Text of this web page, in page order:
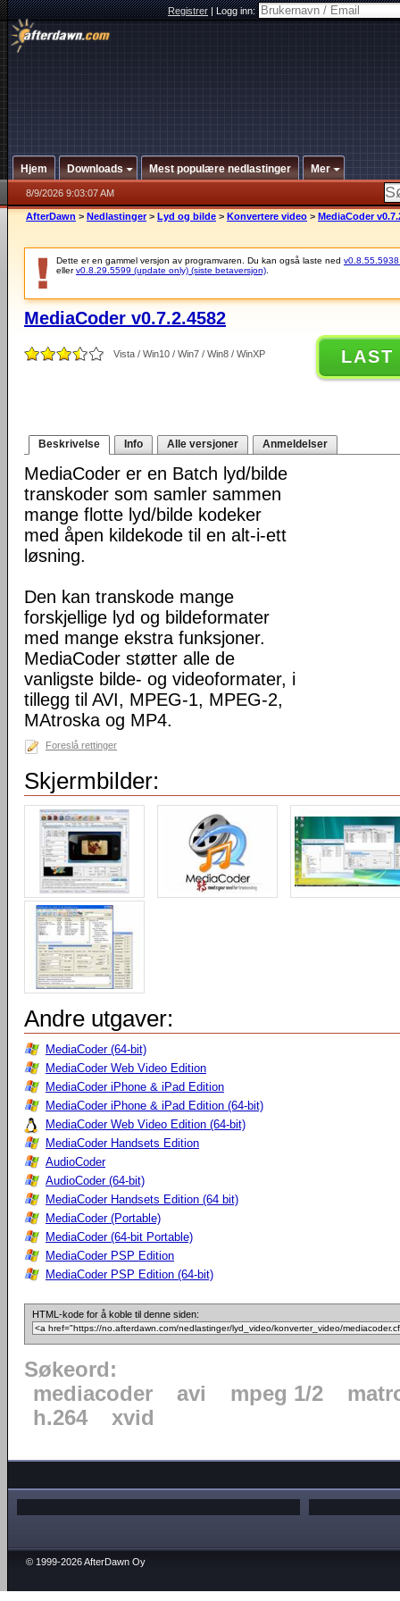
Registrer|Logg inn:
Hjem Downloads Mest populære nedlastinger Mer
8/9/2026 9:03:07 AM
AfterDawn > Nedlastinger > Lyd og bilde > Konvertere video > MediaCoder
Dette er en gammel versjon av programvaren. Du kan også laste ned v0.8.55.5938
ellerv0.8.29.5599 (update only) (siste betaversjon)
MediaCoder v0.7.2.4582
Vista / Win10 / Win7 / Win8 / WinXP LAST
Beskrivelse Info Alle versjoner Anmeldelser
MediaCoder er en Batch lyd/bilde
transkoder som samler sammen
mange flotte lyd/bilde kodeker
med åpen kildekode til en alt-i-ett
løsning.
Den kan transkode mange
forskjellige lyd og bildeformater
med mange ekstra funksjoner.
MediaCoder støtter alle de
vanligste bilde- og videoformater, i
tillegg til AVI, MPEG-1, MPEG-2,
MAtroska og MP4.
Foreslå rettinger
Skjermbilder:
Andre utgaver:
MediaCoder (64-bit)
MediaCoder Web Video Edition
MediaCoder iPhone & iPad Edition
MediaCoder iPhone & iPad Edition (64-bit)
MediaCoder Web Video Edition (64-bit)
MediaCoder Handsets Edition
AudioCoder
AudioCoder (64-bit)
MediaCoder Handsets Edition (64 bit)
MediaCoder (Portable)
MediaCoder (64-bit Portable)
MediaCoder PSP Edition
MediaCoder PSP Edition (64-bit)
HTML-kode for å koble til denne siden:
Søkeord:
mediacoder
avi mpeg 1/2
h.264
xvid
© 1999-2026 AfterDawn Oy